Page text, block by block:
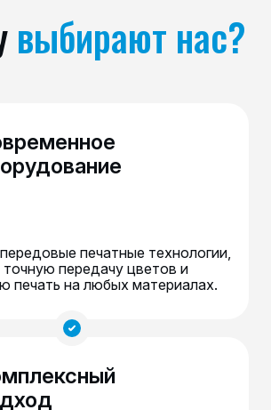
выбирают нас?
печатные технологии,
точную передачу цветов и
печать на любых материалах.